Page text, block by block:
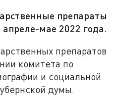
препараты
мае 2022 года.
препаратов
комитета по
и социальной
думы.